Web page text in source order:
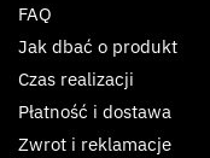
FAQ
Jak dbać o produkt
Czas realizacji
Płatność i dostawa
Zwrot i reklamacje